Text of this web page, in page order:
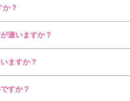
か？
違いますか？
ますか？
すか？